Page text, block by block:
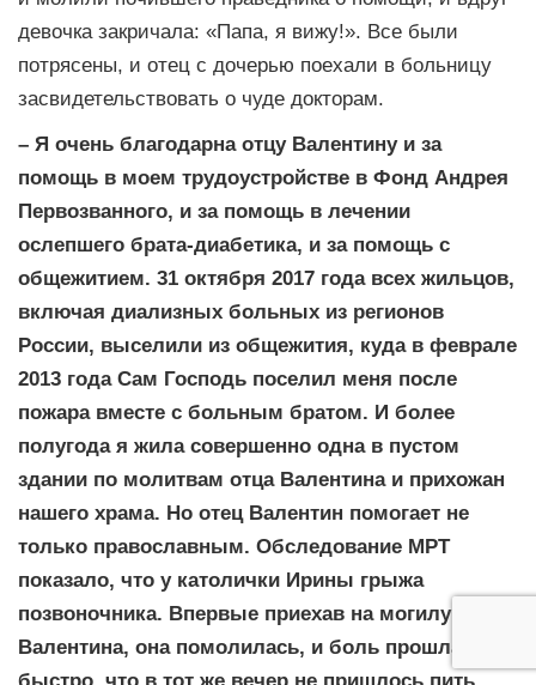
девочка закричала: «Папа, я вижу!». Все были
потрясены, и отец с дочерью поехали в больницу
засвидетельствовать о чуде докторам.
– Я очень благодарна отцу Валентину и за
помощь в моем трудоустройстве в Фонд Андрея
Первозванного, и за помощь в лечении
ослепшего брата-диабетика, и за помощь с
общежитием. 31 октября 2017 года всех жильцов,
включая диализных больных из регионов
России, выселили из общежития, куда в феврале
2013 года Сам Господь поселил меня после
пожара вместе с больным братом. И более
полугода я жила совершенно одна в пустом
здании по молитвам отца Валентина и прихожан
нашего храма. Но отец Валентин помогает не
только православным. Обследование МРТ
показало, что у католички Ирины грыжа
позвоночника. Впервые приехав на могилу отца
Валентина, она помолилась, и боль прошла так
быстро, что в тот же вечер не пришлось пить